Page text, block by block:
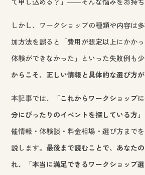
しかし、ワークショップの種類や内容は
加方法を誤ると「費用が想定以上にかか
体験ができなかった」といった失敗例も少
からこそ、正しい情報と具体的な選び方が
本記事では、
「これからワークショップ
分にぴったりのイベントを探している方」
催情報・体験談・料金相場・選び方まで
説します。 最後まで読むことで、あなた
れ、「本当に満足できるワークショップ